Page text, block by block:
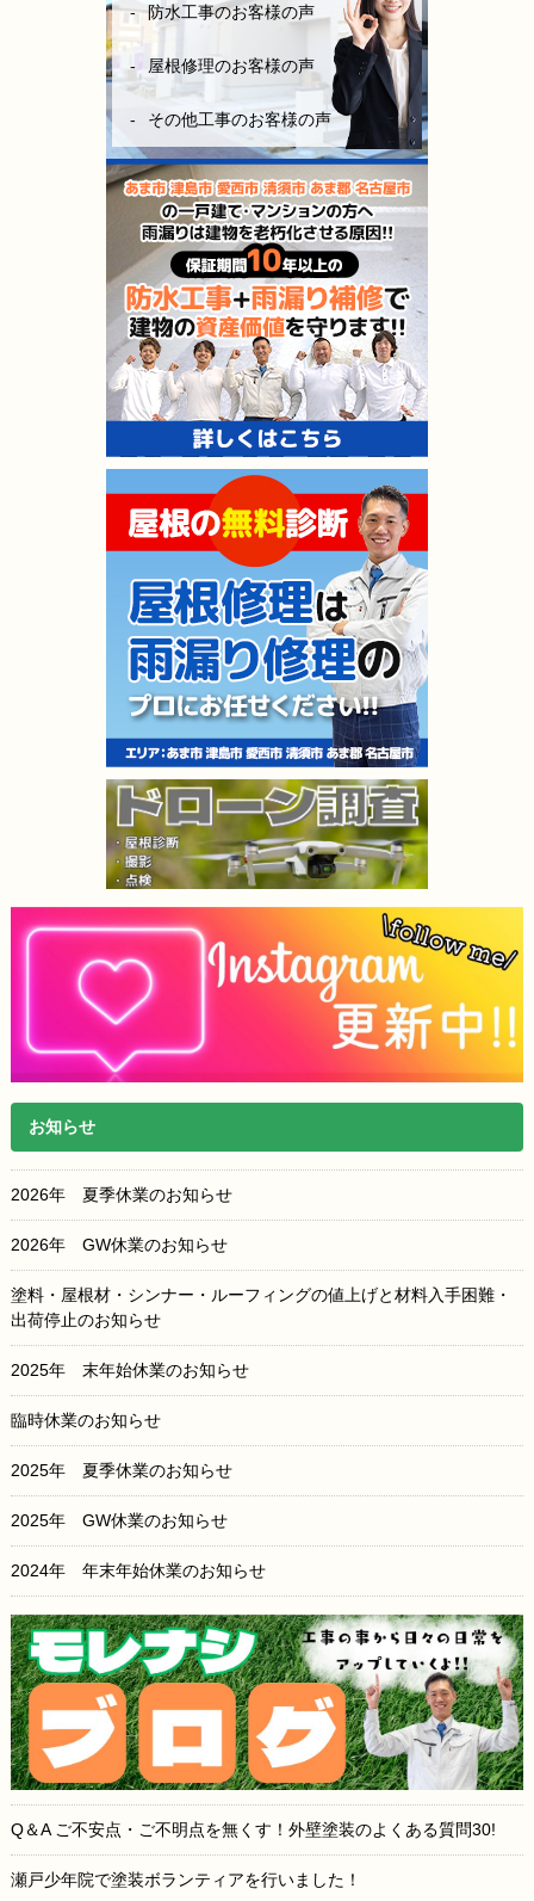
防水工事のお客様の声
屋根修理のお客様の声
その他工事のお客様の声
お知らせ
2026年 夏季休業のお知らせ
2026年 GW休業のお知らせ
塗料・屋根材・シンナー・ルーフィングの値上げと材料入手困難・
出荷停止のお知らせ
2025年 末年始休業のお知らせ
臨時休業のお知らせ
2025年 夏季休業のお知らせ
2025年 GW休業のお知らせ
2024年 年末年始休業のお知らせ
Q＆A ご不安点・ご不明点を無くす！外壁塗装のよくある質問30!
瀬戸少年院で塗装ボランティアを行いました！